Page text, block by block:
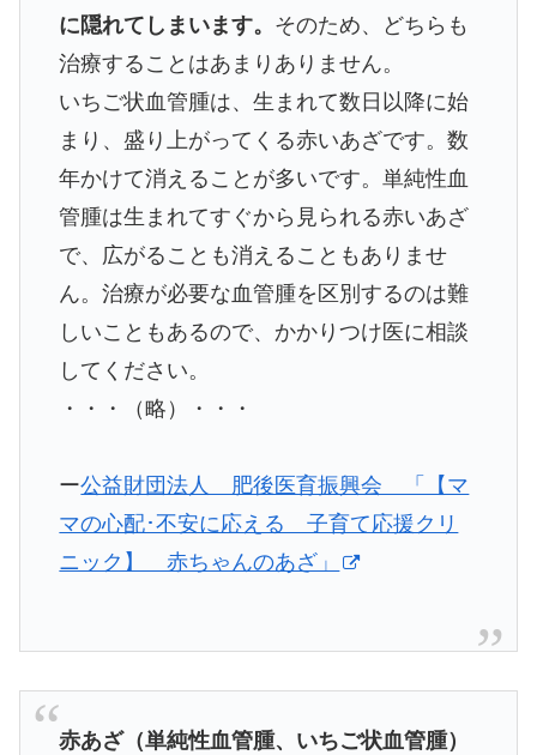
に隠れてしまいます。 そのため、どちらも
治療することはあまりありません。
いちご状血管腫は、生まれて数日以降に始
まり、盛り上がってくる赤いあざです。数
年かけて消えることが多いです。単純性血
管腫は生まれてすぐから見られる赤いあざ
で、広がることも消えることもありませ
ん。治療が必要な血管腫を区別するのは難
しいこともあるので、かかりつけ医に相談
してください。
・・・（略）・・・
ー公益財団法人 肥後医育振興会 「【マ
マの心配･不安に応える 子育て応援クリ
ニック】 赤ちゃんのあざ」
赤あざ（単純性血管腫、いちご状血管腫）